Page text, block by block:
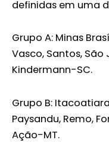
definidas em uma
Grupo A: Minas
Vasco, Santos,
Kindermann-SC.
Grupo B:
Paysandu, Remo,
Ação-MT.